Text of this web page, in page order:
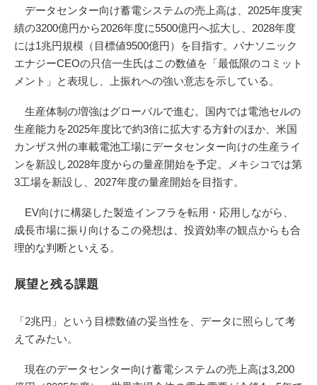
データセンター向け蓄電システムの売上高は、2025年度実
績の3200億円から2026年度に5500億円へ拡大し、2028年度
には1兆円規模（目標値9500億円）を目指す。パナソニック
エナジーCEOの只信一生氏はこの数値を「最低限のコミット
メント」と表現し、上振れへの強い意志を示している。
生産体制の増強はグローバルで進む。国内では電池セルの
生産能力を2025年度比で約3倍に拡大する方針のほか、米国
カンザス州の車載電池工場にデータセンター向けの生産ライ
ンを新設し2028年度からの量産開始を予定。メキシコでは第
3工場を新設し、2027年度の量産開始を目指す。
EV向けに構築した製造インフラを転用・応用しながら、
成長市場に振り向けるこの発想は、投資効率の観点からも合
理的な判断といえる。
展望と残る課題
「2兆円」という目標数値の妥当性を、データに照らして考
えてみたい。
現在のデータセンター向け蓄電システムの売上高は3,200